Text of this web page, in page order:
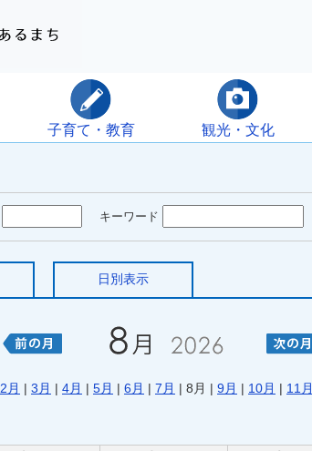
子育て・教育 観光・文化
キーワード
日別表示
2月 | 3月 | 4月 | 5月 | 6月 | 7月 | 8月 | 9月 | 10月 | 11月